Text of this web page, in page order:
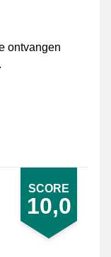
ontvangen
SCORE
10,0